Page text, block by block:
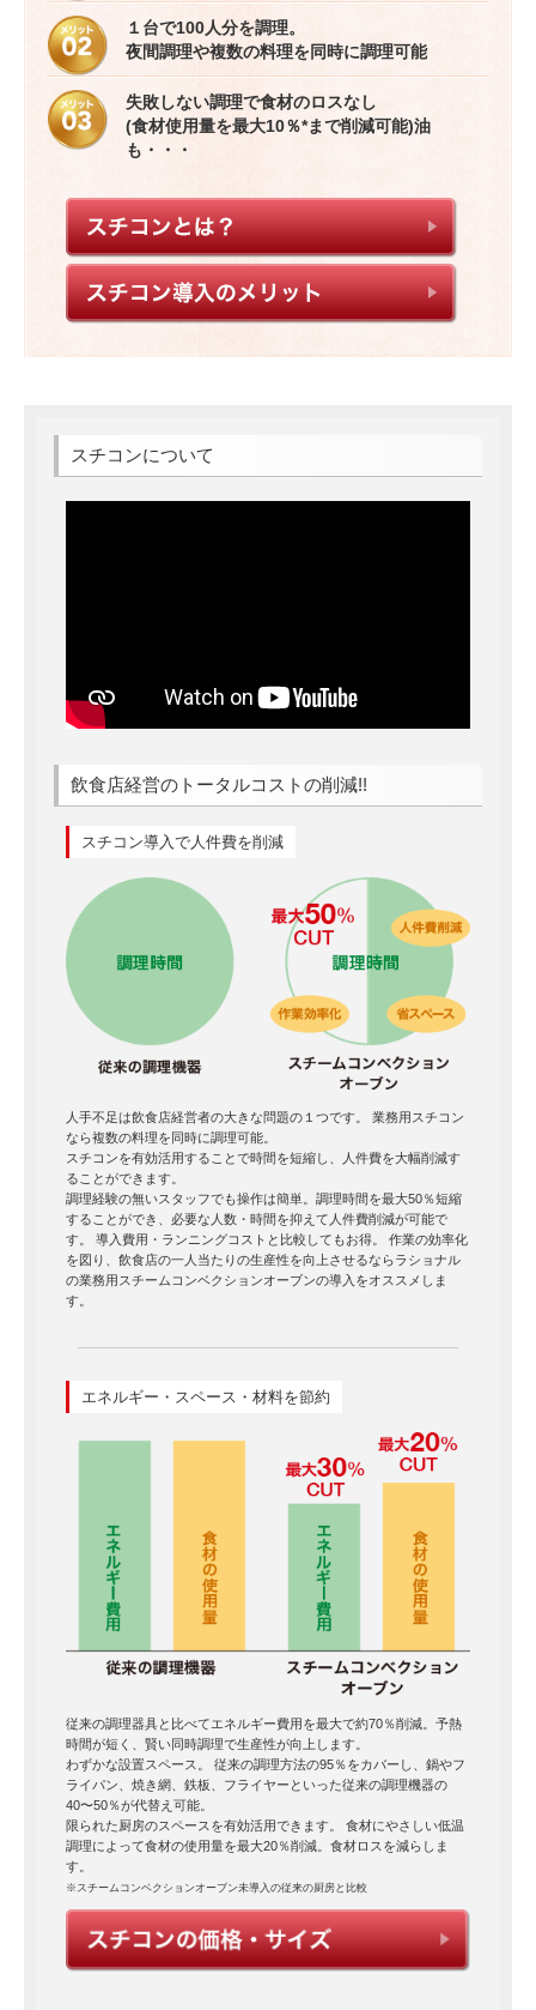
１台で100人分を調理。
夜間調理や複数の料理を同時に調理可能
失敗しない調理で食材のロスなし
(食材使用量を最大10％*まで削減可能)油
も・・・
スチコンについて
飲食店経営のトータルコストの削減!!
スチコン導入で人件費を削減
人手不足は飲食店経営者の大きな問題の１つです。 業務用スチコン
なら複数の料理を同時に調理可能。
スチコンを有効活用することで時間を短縮し、人件費を大幅削減す
ることができます。
調理経験の無いスタッフでも操作は簡単。調理時間を最大50％短縮
することができ、必要な人数・時間を抑えて人件費削減が可能で
す。 導入費用・ランニングコストと比較してもお得。 作業の効率化
を図り、飲食店の一人当たりの生産性を向上させるならラショナル
の業務用スチームコンベクションオーブンの導入をオススメしま
す。
エネルギー・スペース・材料を節約
従来の調理器具と比べてエネルギー費用を最大で約70％削減。予熱
時間が短く、賢い同時調理で生産性が向上します。
わずかな設置スペース。 従来の調理方法の95％をカバーし、鍋やフ
ライパン、焼き網、鉄板、フライヤーといった従来の調理機器の
40〜50％が代替え可能。
限られた厨房のスペースを有効活用できます。 食材にやさしい低温
調理によって食材の使用量を最大20％削減。食材ロスを減らしま
す。
※スチームコンベクションオーブン未導入の従来の厨房と比較